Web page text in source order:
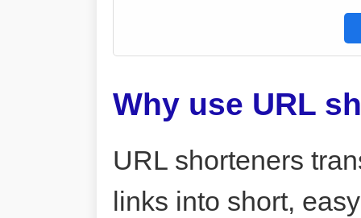
Why use URL
URL shorteners
links into short,